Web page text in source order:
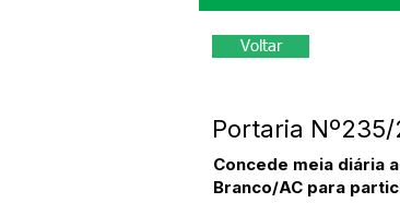
Voltar
Portaria
Concede meia diária
Branco/AC para